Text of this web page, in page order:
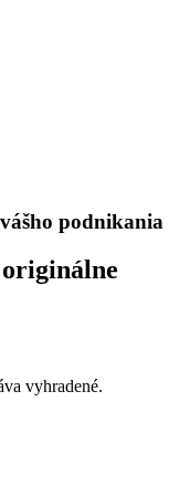
podnikania
vyhradené.